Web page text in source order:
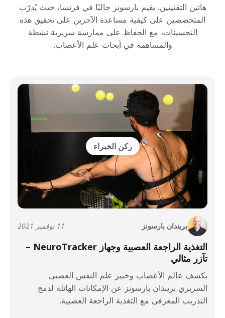
هاتين التقنيتين. يقيم بارسونز حاليًا في فرنسا، حيث يُدرّب
المتخصصين على كيفية مساعدة الآخرين على تحقيق هذه
التحسينات، مع الحفاظ على ممارسة سريرية نشطة
والمساهمة في أبحاث علم الأعصاب.
ركن الخبراء
بريندان بارسونز 11 نوفمبر 2021
التغذية الراجعة العصبية وجهاز NeuroTracker –
تآزر مثالي
يكشف عالم الأعصاب وخبير علم النفس العصبي
السريري بريندان بارسونز عن الإمكانات الهائلة لدمج
التدريب المعرفي مع التغذية الراجعة العصبية.